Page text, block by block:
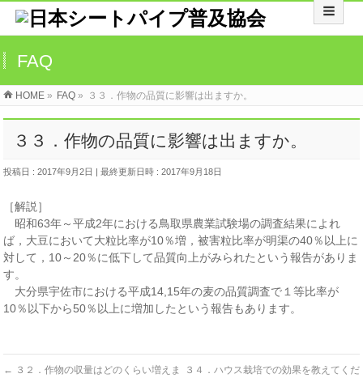
FAQ
HOME » FAQ » ３３．作物の品質に影響は出ますか。
３３．作物の品質に影響は出ますか。
投稿日 : 2017年9月2日 最終更新日時 : 2017年9月18日
［解説］
昭和63年～平成2年における鳥取県農業試験場の調査結果によれ
ば，大豆において大粒比率が10％増，被害粒比率が明渠の40％以上に
対して，10～20％に低下して品質向上がみられたという報告がありま
す。
大分県宇佐市における平成14,15年の麦の品質調査で１等比率が
10％以下から50％以上に増加したという報告もあります。
← ３２．作物の収量はどのくらい増えま
３４．ハウス栽培での効果を教えてくだ